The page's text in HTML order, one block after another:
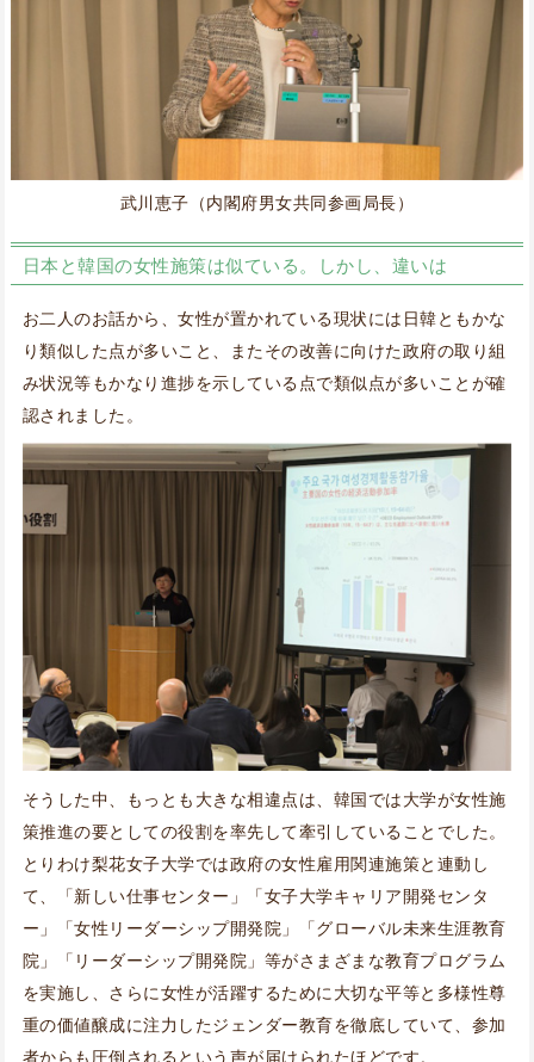
武川恵子（内閣府男女共同参画局長）
日本と韓国の女性施策は似ている。しかし、違いは
お二人のお話から、女性が置かれている現状には日韓ともかな
り類似した点が多いこと、またその改善に向けた政府の取り組
み状況等もかなり進捗を示している点で類似点が多いことが確
認されました。
そうした中、もっとも大きな相違点は、韓国では大学が女性施
策推進の要としての役割を率先して牽引していることでした。
とりわけ梨花女子大学では政府の女性雇用関連施策と連動し
て、「新しい仕事センター」「女子大学キャリア開発センタ
ー」「女性リーダーシップ開発院」「グローバル未来生涯教育
院」「リーダーシップ開発院」等がさまざまな教育プログラム
を実施し、さらに女性が活躍するために大切な平等と多様性尊
重の価値醸成に注力したジェンダー教育を徹底していて、参加
者からも圧倒されるという声が届けられたほどです。